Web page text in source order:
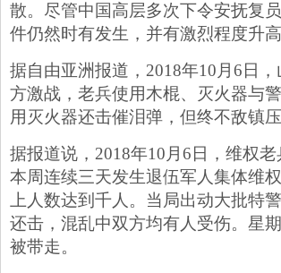
散。尽管中国高层多次下令安抚复
件仍然时有发生，并有激烈程度升高
据自由亚洲报道，2018年10月6日
方激战，老兵使用木棍、灭火器与
用灭火器还击催泪弹，但终不敌镇压
据报道说，2018年10月6日，维权
本周连续三天发生退伍军人集体维
上人数达到千人。当局出动大批特
还击，混乱中双方均有人受伤。星
被带走。